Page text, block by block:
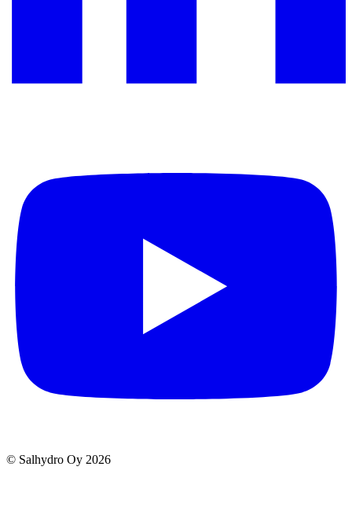
© Salhydro Oy 2026